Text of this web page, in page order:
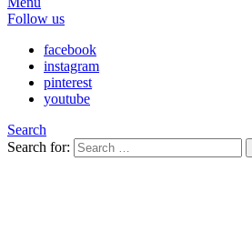
Follow us
facebook
instagram
pinterest
youtube
Search
Search for: